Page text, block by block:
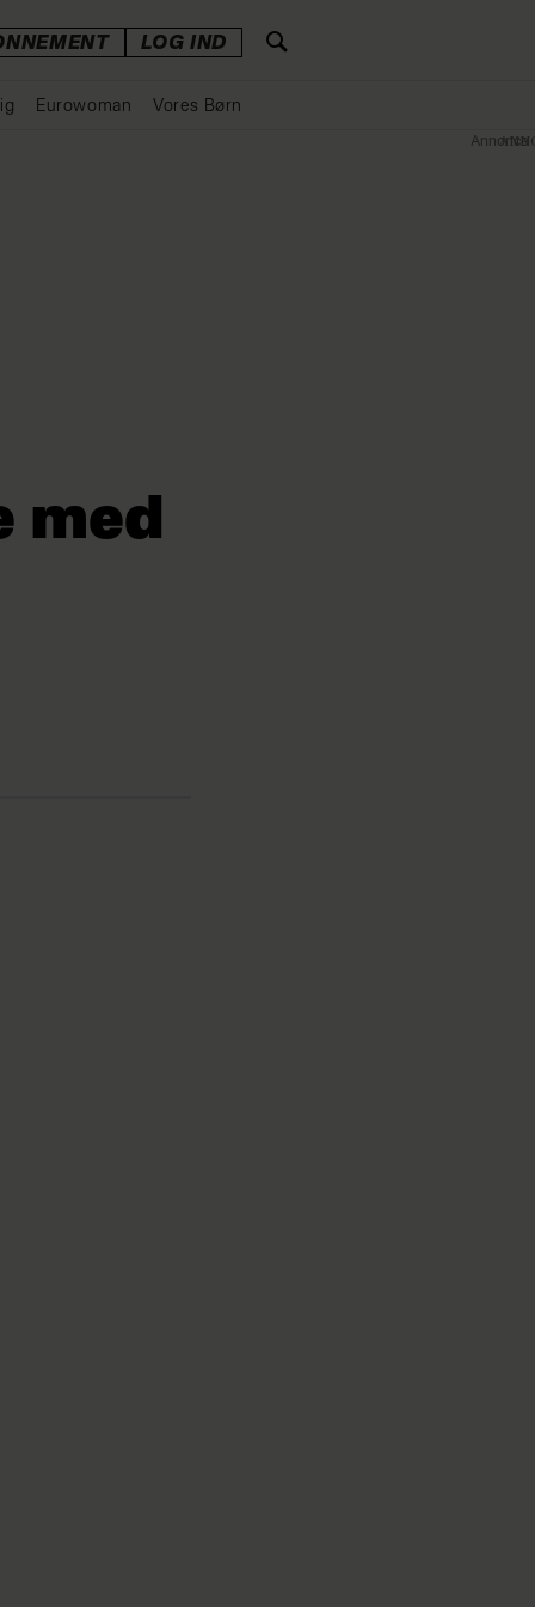
LOG IND
Eurowoman Vores Børn
med
Annonce